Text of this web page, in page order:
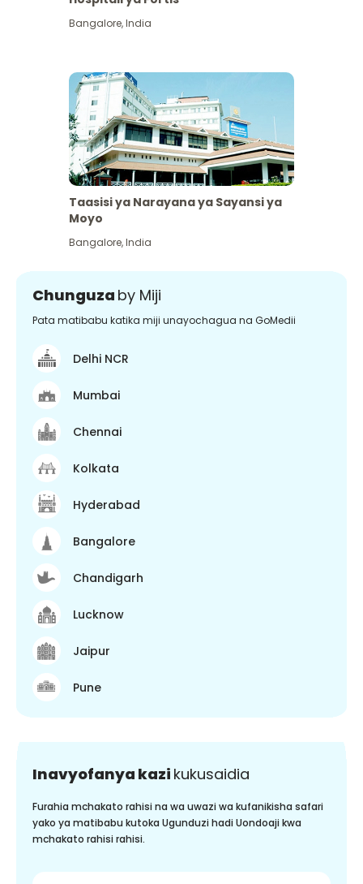
Bangalore,India
Taasisi ya Narayana ya Sayansi ya
Moyo
Bangalore,India
Chunguza by Miji
Pata matibabu katika miji unayochagua na GoMedii
Delhi NCR
Mumbai
Chennai
Kolkata
Hyderabad
Bangalore
Chandigarh
Lucknow
Jaipur
Pune
Inavyofanya kazi kukusaidia
Furahia mchakato rahisi na wa uwazi wa kufanikisha safari
yako ya matibabu kutoka Ugunduzi hadi Uondoaji kwa
mchakato rahisi rahisi.